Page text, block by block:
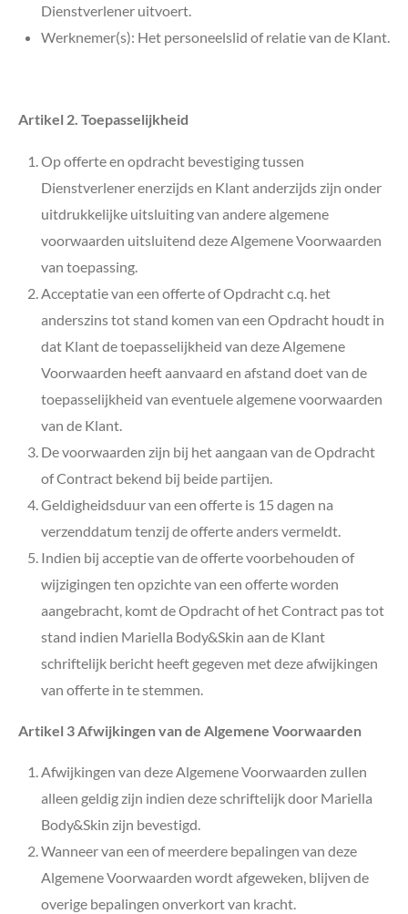
Dienstverlener uitvoert.
Werknemer(s): Het personeelslid of relatie van de Klant.
Artikel 2. Toepasselijkheid
Op offerte en opdracht bevestiging tussen
Dienstverlener enerzijds en Klant anderzijds zijn onder
uitdrukkelijke uitsluiting van andere algemene
voorwaarden uitsluitend deze Algemene Voorwaarden
van toepassing.
Acceptatie van een offerte of Opdracht c.q. het
anderszins tot stand komen van een Opdracht houdt in
dat Klant de toepasselijkheid van deze Algemene
Voorwaarden heeft aanvaard en afstand doet van de
toepasselijkheid van eventuele algemene voorwaarden
van de Klant.
De voorwaarden zijn bij het aangaan van de Opdracht
of Contract bekend bij beide partijen.
Geldigheidsduur van een offerte is 15 dagen na
verzenddatum tenzij de offerte anders vermeldt.
Indien bij acceptie van de offerte voorbehouden of
wijzigingen ten opzichte van een offerte worden
aangebracht, komt de Opdracht of het Contract pas tot
stand indien Mariella Body&Skin aan de Klant
schriftelijk bericht heeft gegeven met deze afwijkingen
van offerte in te stemmen.
Artikel 3 Afwijkingen van de Algemene Voorwaarden
Afwijkingen van deze Algemene Voorwaarden zullen
alleen geldig zijn indien deze schriftelijk door Mariella
Body&Skin zijn bevestigd.
Wanneer van een of meerdere bepalingen van deze
Algemene Voorwaarden wordt afgeweken, blijven de
overige bepalingen onverkort van kracht.